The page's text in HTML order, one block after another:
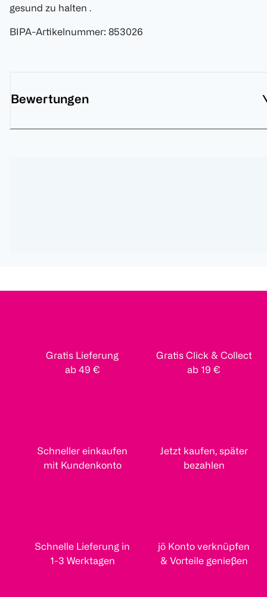
gesund zu halten .
BIPA-Artikelnummer: 853026
Bewertungen
Gratis Lieferung
ab 49 €
Gratis Click & Collect
ab 19 €
Schneller einkaufen
mit Kundenkonto
Jetzt kaufen, später
bezahlen
Schnelle Lieferung in
1-3 Werktagen
jö Konto verknüpfen
& Vorteile genießen